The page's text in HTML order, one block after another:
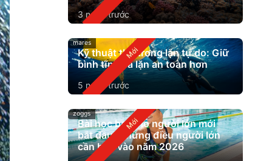
3 ngày trước
mares
Kỹ thuật thở trong lặn tự do: Giữ
bình tĩnh và lặn an toàn hơn
5 ngày trước
zoggs
Bài học bơi cho người lớn mới
bắt đầu: Những điều người lớn
cần biết vào năm 2026